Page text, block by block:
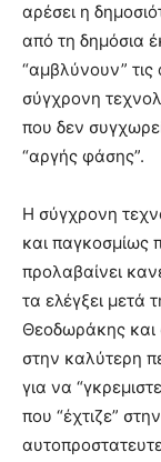
αρέσει η
από τη δημόσια
“αμβλύνουν”
σύγχρονη
που δεν
“αργής φάσης”.
Η σύγχρονη
και παγκοσμίως
προλαβαίνει
τα ελέγξει μετά
Θεοδωράκης και
στην καλύτερη
για να
που “έχτιζε”